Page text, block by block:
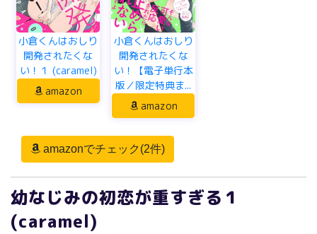
小倉くんはおしり
開発されたくな
い！１ (caramel)
amazon
小倉くんはおしり
開発されたくな
い！【電子単行本
版／限定特典ま...
amazon
amazonでチェック(2件)
幼なじみの初恋が重すぎる１
(caramel)